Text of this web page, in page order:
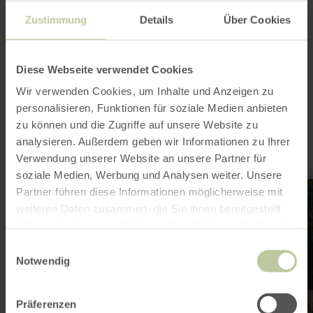
Zustimmung Details Über Cookies
Diese Webseite verwendet Cookies
Wir verwenden Cookies, um Inhalte und Anzeigen zu
personalisieren, Funktionen für soziale Medien anbieten
zu können und die Zugriffe auf unsere Website zu
analysieren. Außerdem geben wir Informationen zu Ihrer
Verwendung unserer Website an unsere Partner für
soziale Medien, Werbung und Analysen weiter. Unsere
Partner führen diese Informationen möglicherweise mit
weiteren Daten zusammen, die Sie ihnen bereitgestellt
Notwendig
Präferenzen
Op kaart weergeven
Dit kan ook
interessant zijn
informatie
over:
Mertert